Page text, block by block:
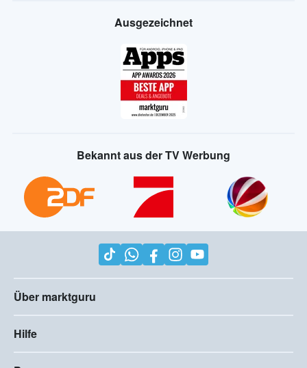
Ausgezeichnet
Bekannt aus der TV Werbung
Über marktguru
Hilfe